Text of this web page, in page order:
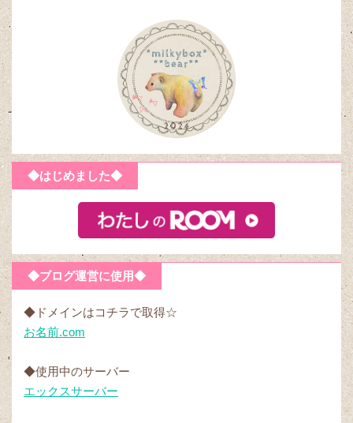
◆はじめました◆
◆ブログ運営に使用◆
◆ドメインはコチラで取得☆
お名前.com
◆使用中のサーバー
エックスサーバー